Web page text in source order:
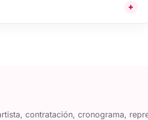
contratación, cronograma,